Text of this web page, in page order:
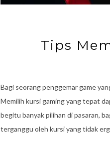
Tips
Bagi seorang penggemar game
Memilih kursi gaming yang tepat
begitu banyak pilihan di pasaran,
terganggu oleh kursi yang tidak